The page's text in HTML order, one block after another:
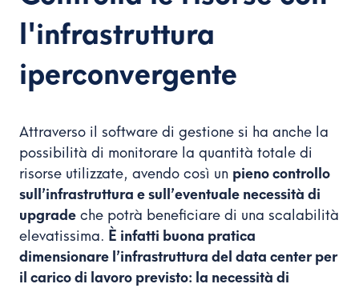
l'infrastruttura
iperconvergente
Attraverso il software di gestione si ha anche la
possibilità di monitorare la quantità totale di
risorse utilizzate, avendo così un pieno controllo
sull’infrastruttura e sull’eventuale necessità di
upgrade che potrà beneficiare di una scalabilità
elevatissima. È infatti buona pratica
dimensionare l’infrastruttura del data center per
il carico di lavoro previsto: la necessità di